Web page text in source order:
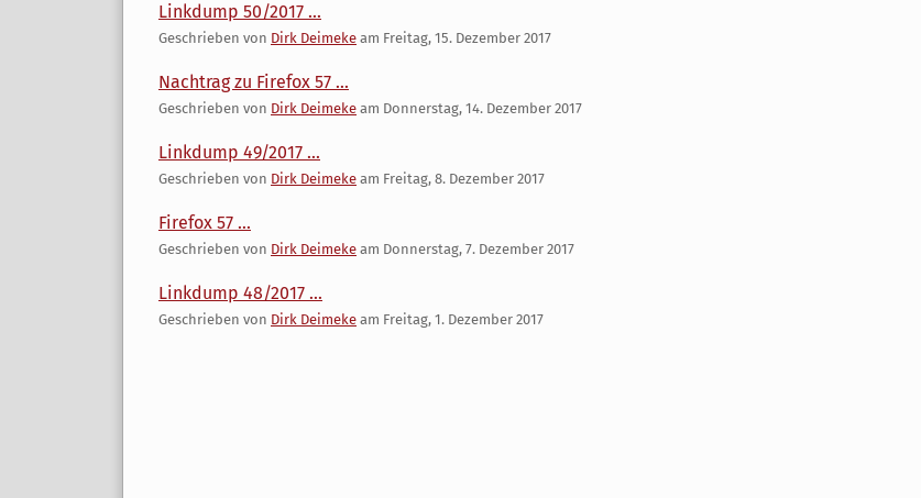
Linkdump 50/2017 ...
Geschrieben von Dirk Deimeke am Freitag, 15. Dezember 2017
Nachtrag zu Firefox 57 ...
Geschrieben von Dirk Deimeke am Donnerstag, 14. Dezember 2017
Linkdump 49/2017 ...
Geschrieben von Dirk Deimeke am Freitag, 8. Dezember 2017
Firefox 57 ...
Geschrieben von Dirk Deimeke am Donnerstag, 7. Dezember 2017
Linkdump 48/2017 ...
Geschrieben von Dirk Deimeke am Freitag, 1. Dezember 2017